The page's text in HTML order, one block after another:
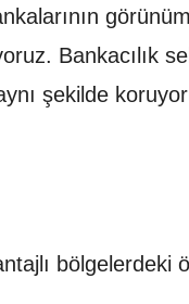
Bankacılık
şekilde
bölgelerdeki